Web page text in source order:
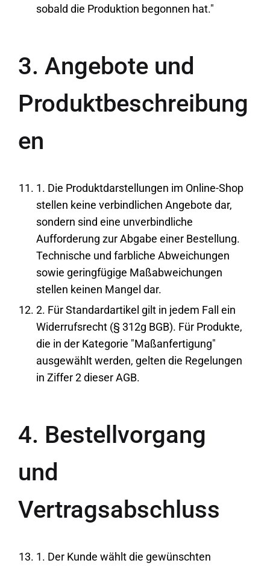
sobald die Produktion begonnen hat."
3. Angebote und
Produktbeschreibung
en
1. Die Produktdarstellungen im Online-Shop
stellen keine verbindlichen Angebote dar,
sondern sind eine unverbindliche
Aufforderung zur Abgabe einer Bestellung.
Technische und farbliche Abweichungen
sowie geringfügige Maßabweichungen
stellen keinen Mangel dar.
2. Für Standardartikel gilt in jedem Fall ein
Widerrufsrecht (§ 312g BGB). Für Produkte,
die in der Kategorie "Maßanfertigung"
ausgewählt werden, gelten die Regelungen
in Ziffer 2 dieser AGB.
4. Bestellvorgang
und
Vertragsabschluss
1. Der Kunde wählt die gewünschten